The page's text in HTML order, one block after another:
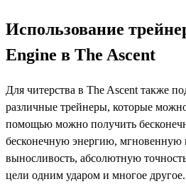
Использование
Engine в The Ascent
Для читерства в The Ascent также
различные трейнеры, которые
помощью можно получить
бесконечную энергию, мгновенную
выносливость, абсолютную
цели одним ударом и многое